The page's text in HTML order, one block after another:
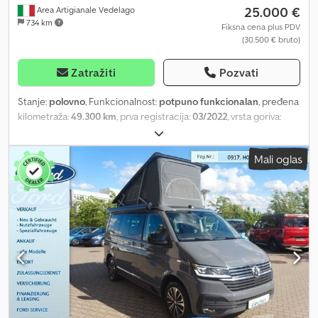
Area Artigianale Vedelago
734 km
25.000 €
Fiksna cena plus PDV
(30.500 € bruto)
Zatražiti Pozvati
Stanje: polovno, Funkcionalnost: potpuno funkcionalan, pređena
kilometraža:49.300 km , prva registracija:03/2022 , vrsta goriva:
1.370 kg
konfiguracija osovina:4x2, gorivo:dizel, energetska efikasnost:D,
boja:bela, tip prenosa: mehanički, suspencija:čelik, broj sedišta:3,
ukupna dužina:
6.204 mm, ukupna širina: 2.098 mm , dužina
tovarnog prostora:3.500 mm, širina utovarnog prostora:2.040
mm, visina tovarnog prostora:400 mm, Oprema:ABS, Android
Auto, Apple CarPlay, Bluetooth, centralno zaključavanje,
električno podesivo ogledalo, električno podešavanje prozora,
elektronski program stabilnosti (ESP), klima uređaj, registracija
kamiona, servo upravljač, ugrađeni računar, vazdušni jastuk,
VOLKSWAGEN CRAFTER 2.0 TDI Godina proizvodnje 03/2022,
prešao približno 49.300 km EURO 6, motor 2.0, 140 KS, ručni
menjač sa 6 brzina, klima-uređaj, centralna brava, električni
Mali oglas